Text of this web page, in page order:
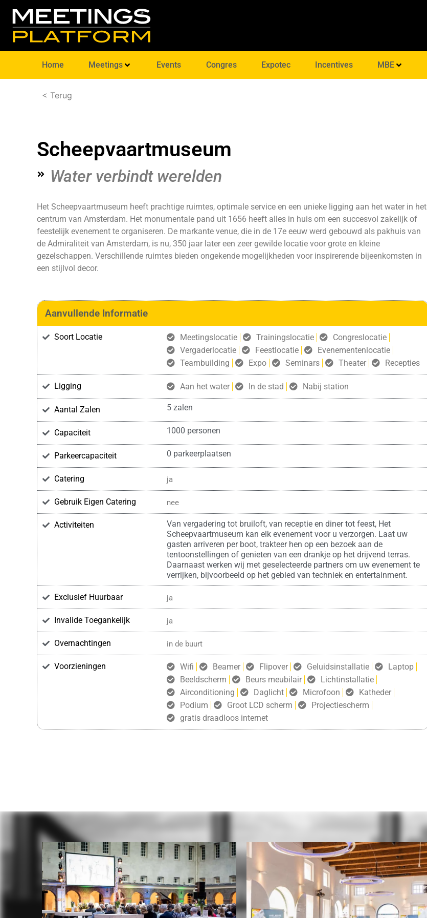
Home Meetings Events Congres Expotec Incentives MBE
< Terug
Scheepvaartmuseum
Water verbindt werelden
Het Scheepvaartmuseum heeft prachtige ruimtes, optimale service en een unieke ligging aan het water in het
centrum van Amsterdam. Het monumentale pand uit 1656 heeft alles in huis om een succesvol zakelijk of
feestelijk evenement te organiseren. De markante venue, die in de 17e eeuw werd gebouwd als pakhuis van
de Admiraliteit van Amsterdam, is nu, 350 jaar later een zeer gewilde locatie voor grote en kleine
gezelschappen. Verschillende ruimtes bieden ongekende mogelijkheden voor inspirerende bijeenkomsten in
een stijlvol decor.
Aanvullende Informatie
Soort Locatie Meetingslocatie Trainingslocatie
Congreslocatie
Vergaderlocatie
Feestlocatie
Evenementenlocatie
Teambuilding
Expo Seminars Theater Recepties
Ligging Aan het water In de stad Nabij station
Aantal Zalen 5 zalen
Capaciteit 1000 personen
Parkeercapaciteit 0 parkeerplaatsen
Catering ja
Gebruik Eigen Catering nee
Activiteiten
Van vergadering tot bruiloft, van receptie en diner tot feest, Het
Scheepvaartmuseum kan elk evenement voor u verzorgen. Laat uw
gasten arriveren per boot, trakteer hen op een bezoek aan de
tentoonstellingen of genieten van een drankje op het drijvend terras.
Daarnaast werken wij met geselecteerde partners om uw evenement te
verrijken, bijvoorbeeld op het gebied van techniek en entertainment.
Exclusief Huurbaar ja
Invalide Toegankelijk ja
Overnachtingen in de buurt
Voorzieningen Wifi Beamer Flipover Geluidsinstallatie
Laptop
Beeldscherm
Beurs meubilair
Lichtinstallatie
Airconditioning
Daglicht Microfoon
Katheder
Podium
Groot LCD scherm
Projectiescherm
gratis draadloos internet